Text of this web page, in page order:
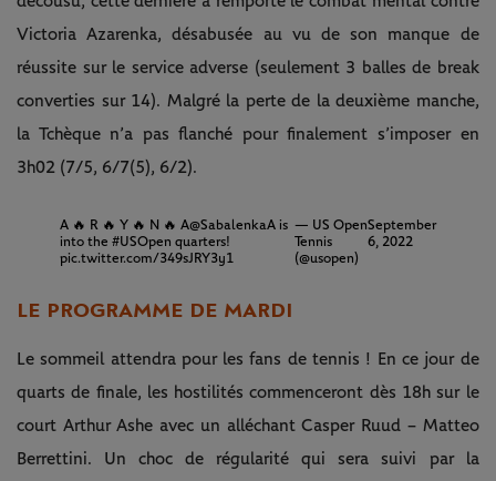
Victoria Azarenka, désabusée au vu de son manque de
réussite sur le service adverse (seulement 3 balles de break
converties sur 14). Malgré la perte de la deuxième manche,
la Tchèque n’a pas flanché pour finalement s’imposer en
3h02 (7/5, 6/7(5), 6/2).
A 🔥 R 🔥 Y 🔥 N 🔥 A@SabalenkaAis
into the #USOpen quarters!
pic.twitter.com/349sJRY3y1
— US Open
Tennis
(@usopen)
September
6, 2022
LE PROGRAMME DE MARDI
Le sommeil attendra pour les fans de tennis ! En ce jour de
quarts de finale, les hostilités commenceront dès 18h sur le
court Arthur Ashe avec un alléchant Casper Ruud – Matteo
Berrettini. Un choc de régularité qui sera suivi par la